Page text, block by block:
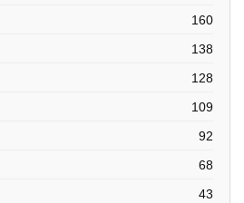
160
138
128
109
92
68
43